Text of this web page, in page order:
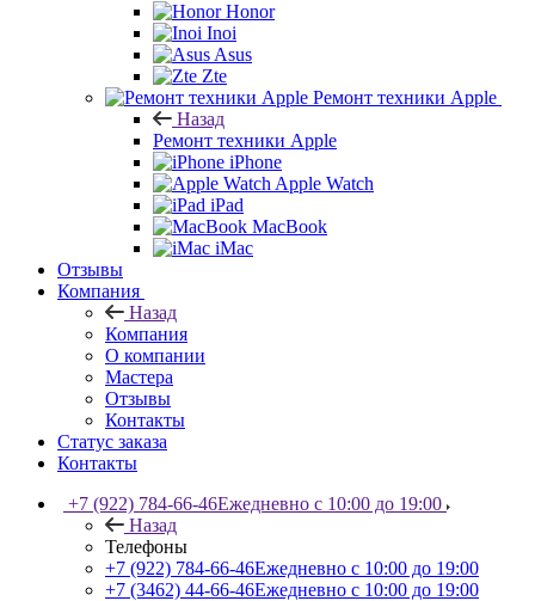
Honor
Inoi
Asus
Zte
Ремонт техники Apple
Назад
Ремонт техники Apple
iPhone
Apple Watch
iPad
MacBook
iMac
Отзывы
Компания
Назад
Компания
О компании
Мастера
Отзывы
Контакты
Статус заказа
Контакты
+7 (922) 784-66-46Ежедневно с 10:00 до 19:00
Назад
Телефоны
+7 (922) 784-66-46Ежедневно с 10:00 до 19:00
+7 (3462) 44-66-46Ежедневно с 10:00 до 19:00